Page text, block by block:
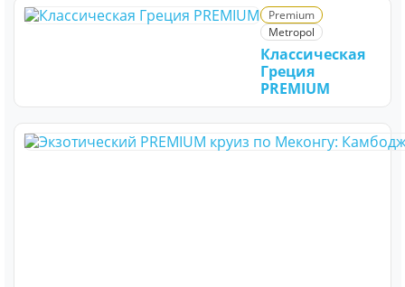
Premium
Metropol
Классическая
Греция
PREMIUM